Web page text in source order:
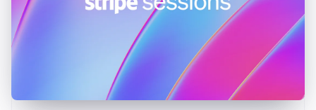
Liechtenstein
DeutschEnglish